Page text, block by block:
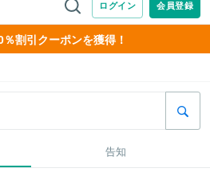
割引クーポンを獲得！
告知